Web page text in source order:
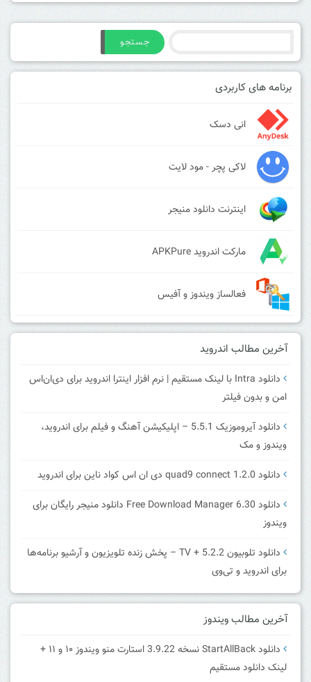
جستجو
برنامه های کاربردی
انی دسک
لاکی پچر - مود لایت
اینترنت دانلود منیجر
مارکت اندروید APKPure
فعالساز ویندوز و آفیس
آخرین مطالب اندروید
دانلود Intra با لینک مستقیم | نرم افزار اینترا اندروید برای دی‌ان‌اس
امن و بدون فیلتر
دانلود آیروموزیک 5.5.1 – اپلیکیشن آهنگ و فیلم برای اندروید،
ویندوز و مک
دانلود quad9 connect 1.2.0 دی ان اس کواد ناین برای اندروید
دانلود Free Download Manager 6.30 دانلود منیجر رایگان برای
ویندوز
دانلود تلوبیون 5.2.2 + TV – پخش زنده تلویزیون و آرشیو برنامه‌ها
برای اندروید و تی‌وی
آخرین مطالب ویندوز
دانلود StartAllBack نسخه 3.9.22 استارت منو ویندوز ۱۰ و ۱۱ +
لینک دانلود مستقیم